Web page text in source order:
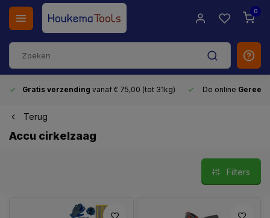
0
Gratis verzending vanaf € 75,00 (tot 31kg) De online
Terug
Accu cirkelzaag
Filters